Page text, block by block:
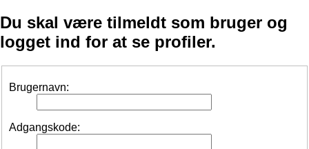
Du skal være tilmeldt som bruger og
logget ind for at se profiler.
Brugernavn:
Adgangskode: